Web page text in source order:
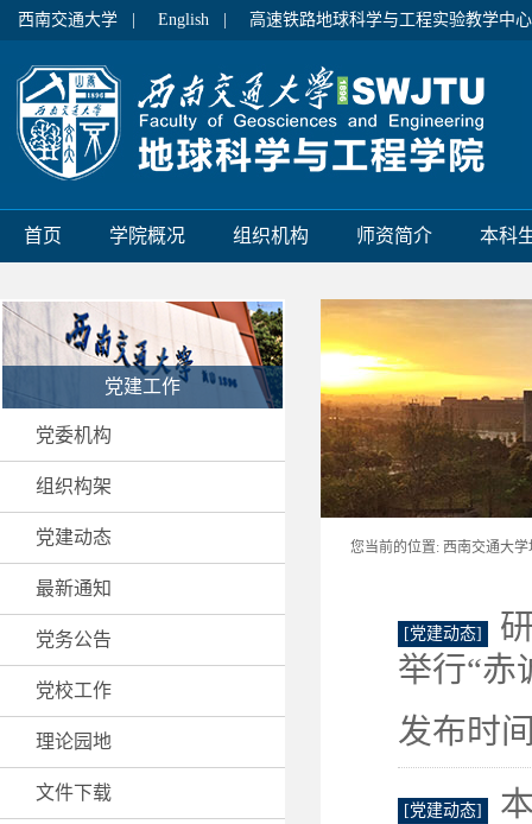
西南交通大学 | English | 高速铁路地球科学与工程实验教学中
首页 学院概况 组织机构 师资简介 本科
党建工作
党委机构
组织构架
党建动态
最新通知
党务公告
党校工作
理论园地
文件下载
您当前的位置: 西南交通大
[党建动态]
举行“赤
发布时
[党建动态]